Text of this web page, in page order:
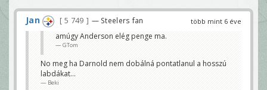
több mint 6 éve
Jan 5 749 — Steelers fan
amúgy Anderson elég penge ma.
GTom
No meg ha Darnold nem dobálná pontatlanul a hosszú
labdákat...
Beki